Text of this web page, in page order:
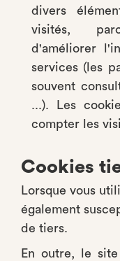
divers
visités,
d'améliorer
services (les
souvent
...). Les
compter les
Cookies
Lorsque vous
également
de tiers.
En outre, le